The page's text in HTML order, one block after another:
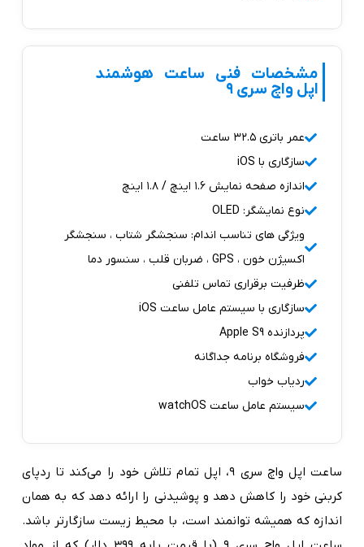
مشخصات فنی ساعت هوشمند
اپل واچ سری ۹
عمر باتری ۳۲.۵ ساعت
سازگاری با iOS
اندازه صفحه نمایش ۱.۶ اینچ / ۱.۸ اینچ
نوع نمایشگر: OLED
ویژگی های تناسب اندام: سنجشگر شتاب ، سنجشگر
اکسیژن خون ، GPS ، ضربان قلب ، سنسور دما
ظرفیت برقراری تماس تلفنی
سازگاری با سیستم عامل ساعت iOS
پردازنده Apple S9
فروشگاه برنامه جداگانه
ردیاب خواب
سیستم عامل ساعت watchOS
ساعت اپل واچ سری ۹، اپل تمام تلاش خود را می‌کند تا ردپای
کربنی خود را کاهش دهد و پوشیدنی را ارائه دهد که به همان
اندازه که همیشه توانمند است، با محیط زیست سازگارتر باشد.